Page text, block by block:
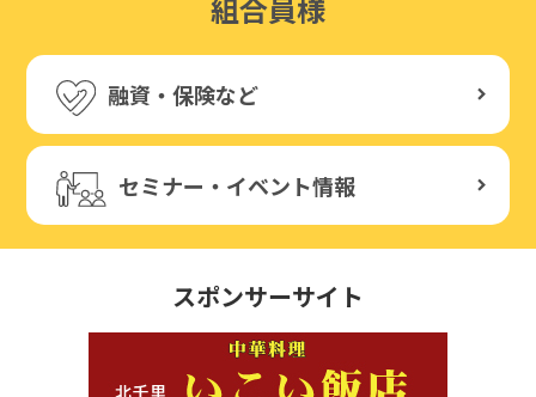
組合員様
融資・保険など
セミナー・イベント情報
スポンサーサイト